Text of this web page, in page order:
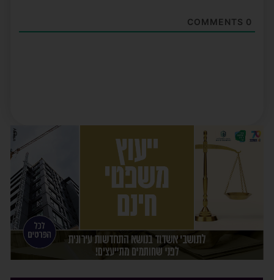
0